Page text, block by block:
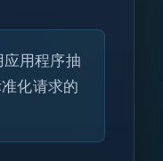
用程序抽
化请求的